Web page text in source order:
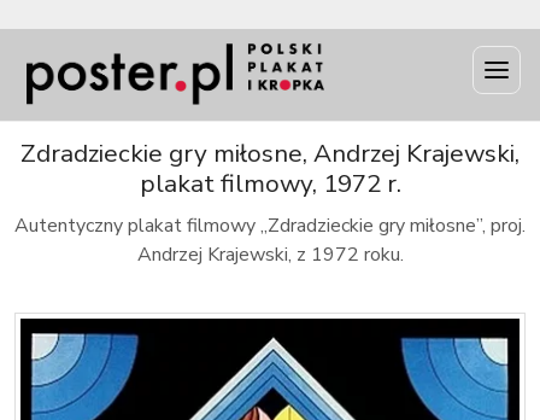
Zdradzieckie gry miłosne, Andrzej Krajewski,
plakat filmowy, 1972 r.
Autentyczny plakat filmowy „Zdradzieckie gry miłosne”, proj.
Andrzej Krajewski, z 1972 roku.